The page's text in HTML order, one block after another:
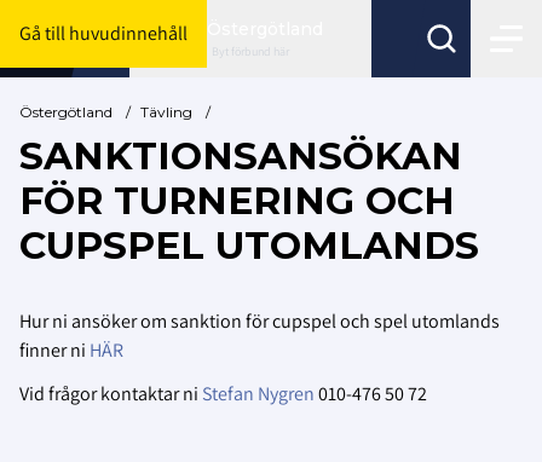
Gå till huvudinnehåll
Byt förbund här
Östergötland / Tävling /
SANKTIONSANSÖKAN
FÖR TURNERING OCH
CUPSPEL UTOMLANDS
Hur ni ansöker om sanktion för cupspel och spel utomlands
finner ni HÄR
Vid frågor kontaktar ni Stefan Nygren010-476 50 72